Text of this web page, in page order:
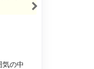
気の中